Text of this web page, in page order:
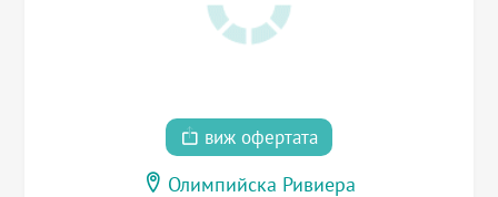
виж офертата
Олимпийска Ривиера